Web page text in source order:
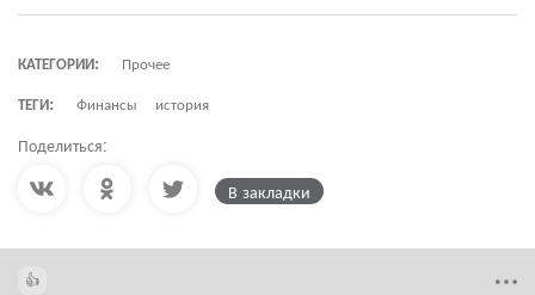
КАТЕГОРИИ:
Прочее
ТЕГИ:
Финансы история
Поделиться:
В закладки